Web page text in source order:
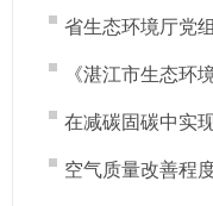
省生态环境厅党
《湛江市生态环
在减碳固碳中实
空气质量改善程